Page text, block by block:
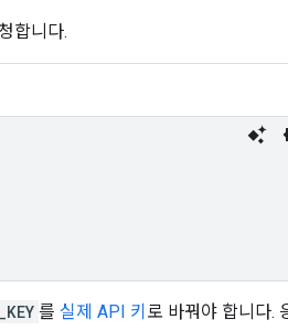
합니다.
를 실제 API 키 로 바꿔야 합니다.